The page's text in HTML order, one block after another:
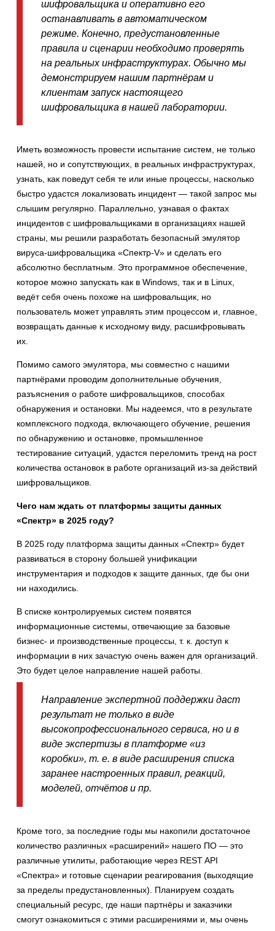
шифровальщика и оперативно его
останавливать в автоматическом
режиме. Конечно, предустановленные
правила и сценарии необходимо проверять
на реальных инфраструктурах. Обычно мы
демонстрируем нашим партнёрам и
клиентам запуск настоящего
шифровальщика в нашей лаборатории.
Иметь возможность провести испытание систем, не только
нашей, но и сопутствующих, в реальных инфраструктурах,
узнать, как поведут себя те или иные процессы, насколько
быстро удастся локализовать инцидент — такой запрос мы
слышим регулярно. Параллельно, узнавая о фактах
инцидентов с шифровальщиками в организациях нашей
страны, мы решили разработать безопасный эмулятор
вируса-шифровальщика «Спектр-V» и сделать его
абсолютно бесплатным. Это программное обеспечение,
которое можно запускать как в Windows, так и в Linux,
ведёт себя очень похоже на шифровальщик, но
пользователь может управлять этим процессом и, главное,
возвращать данные к исходному виду, расшифровывать
их.
Помимо самого эмулятора, мы совместно с нашими
партнёрами проводим дополнительные обучения,
разъяснения о работе шифровальщиков, способах
обнаружения и остановки. Мы надеемся, что в результате
комплексного подхода, включающего обучение, решения
по обнаружению и остановке, промышленное
тестирование ситуаций, удастся переломить тренд на рост
количества остановок в работе организаций из-за действий
шифровальщиков.
Чего нам ждать от платформы защиты данных
«Спектр» в 2025 году?
В 2025 году платформа защиты данных «Спектр» будет
развиваться в сторону большей унификации
инструментария и подходов к защите данных, где бы они
ни находились.
В списке контролируемых систем появятся
информационные системы, отвечающие за базовые
бизнес- и производственные процессы, т. к. доступ к
информации в них зачастую очень важен для организаций.
Это будет целое направление нашей работы.
Направление экспертной поддержки даст
результат не только в виде
высокопрофессионального сервиса, но и в
виде экспертизы в платформе «из
коробки», т. е. в виде расширения списка
заранее настроенных правил, реакций,
моделей, отчётов и пр.
Кроме того, за последние годы мы накопили достаточное
количество различных «расширений» нашего ПО — это
различные утилиты, работающие через REST API
«Спектра» и готовые сценарии реагирования (выходящие
за пределы предустановленных). Планируем создать
специальный ресурс, где наши партнёры и заказчики
смогут ознакомиться с этими расширениями и, мы очень